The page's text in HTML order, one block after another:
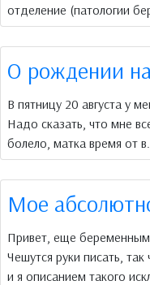
отделение (патологии
О рождении
В пятницу 20 августа у
Надо сказать, что мне
болело, матка время от в...
Мое
Привет, еще
Чешутся руки писать,
и я описанием такого